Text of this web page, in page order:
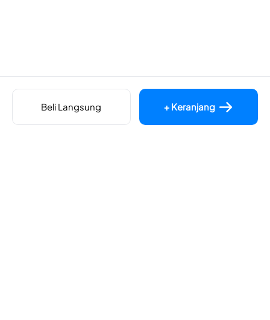
Beli Langsung + Keranjang